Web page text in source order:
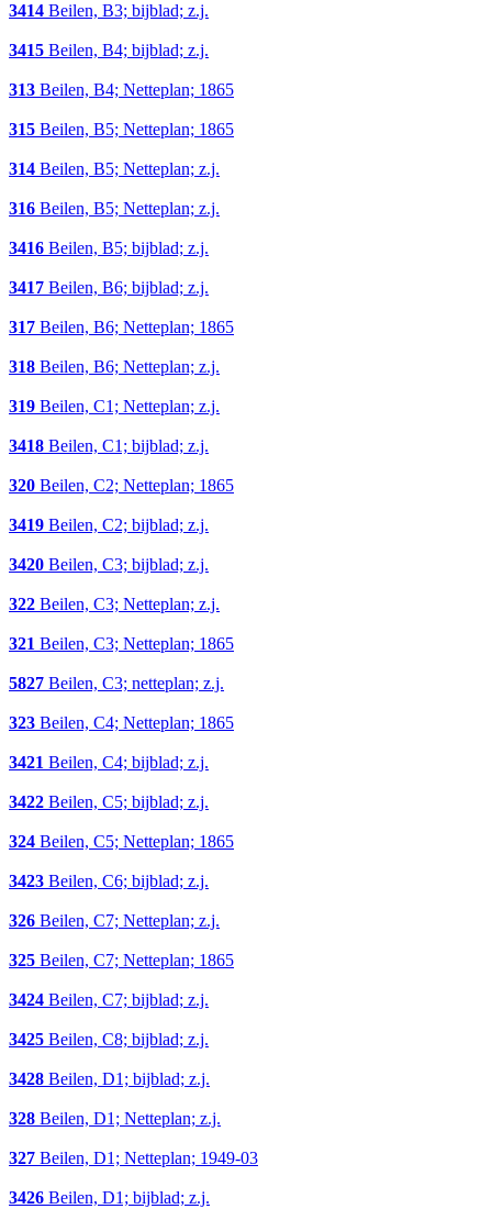
3414 Beilen, B3; bijblad; z.j.
3415 Beilen, B4; bijblad; z.j.
313 Beilen, B4; Netteplan; 1865
315 Beilen, B5; Netteplan; 1865
314 Beilen, B5; Netteplan; z.j.
316 Beilen, B5; Netteplan; z.j.
3416 Beilen, B5; bijblad; z.j.
3417 Beilen, B6; bijblad; z.j.
317 Beilen, B6; Netteplan; 1865
318 Beilen, B6; Netteplan; z.j.
319 Beilen, C1; Netteplan; z.j.
3418 Beilen, C1; bijblad; z.j.
320 Beilen, C2; Netteplan; 1865
3419 Beilen, C2; bijblad; z.j.
3420 Beilen, C3; bijblad; z.j.
322 Beilen, C3; Netteplan; z.j.
321 Beilen, C3; Netteplan; 1865
5827 Beilen, C3; netteplan; z.j.
323 Beilen, C4; Netteplan; 1865
3421 Beilen, C4; bijblad; z.j.
3422 Beilen, C5; bijblad; z.j.
324 Beilen, C5; Netteplan; 1865
3423 Beilen, C6; bijblad; z.j.
326 Beilen, C7; Netteplan; z.j.
325 Beilen, C7; Netteplan; 1865
3424 Beilen, C7; bijblad; z.j.
3425 Beilen, C8; bijblad; z.j.
3428 Beilen, D1; bijblad; z.j.
328 Beilen, D1; Netteplan; z.j.
327 Beilen, D1; Netteplan; 1949-03
3426 Beilen, D1; bijblad; z.j.